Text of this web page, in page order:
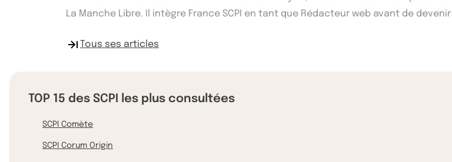
La Manche Libre. Il intègre France SCPI en tant que Rédacteur web avant de
Tous ses articles
TOP 15 des SCPI les plus consultées
SCPI Comète
SCPI Corum Origin